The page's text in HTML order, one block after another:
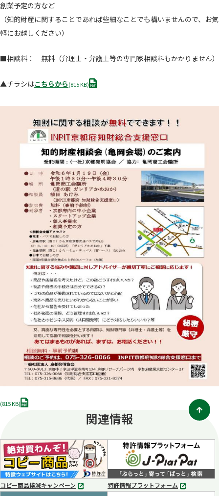
創業予定の方など
（知的財産に関することであれば些細なことでも構いませんので、お気
軽にお越しください）
■相談料： 無料（弁理士・弁護士等の専門家相談料もかかりません）
▲チラシはこちらから(815 KB)P
(815 KB)P
関連情報
コピー商品撲滅キャンペーン
別
特許情報プラットフォーム
別